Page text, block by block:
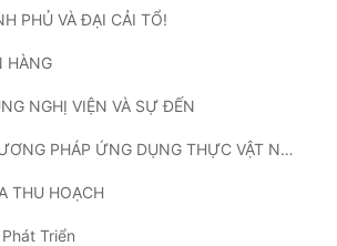
PHỦ VÀ ĐẠI CẢI TỔ!
HÀNG
NGHỊ VIỆN VÀ SỰ ĐẾN
Chương 10: PHƯƠNG PHÁP ỨNG DỤNG THỰC VẬT NGOÀI HÀNH TINH
THU HOẠCH
Triển